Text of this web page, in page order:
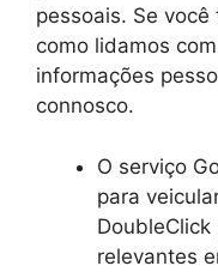
pessoais. Se
como lidamos
informações
connosco.
O serviço
para
relevantes